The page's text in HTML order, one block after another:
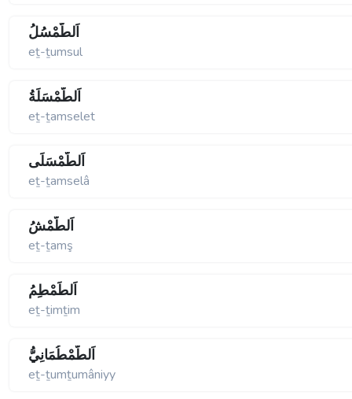
اَلطُّمْسُلُ
eṯ-ṯumsul
اَلطَّمْسَلَةُ
eṯ-ṯamselet
اَلطَّمْسَلَى
eṯ-ṯamselâ
اَلطَّمْشُ
eṯ-ṯamş
اَلطِّمْطِمُ
eṯ-ṯimṯim
اَلطُّمْطُمَانِيُّ
eṯ-ṯumṯumâniyy